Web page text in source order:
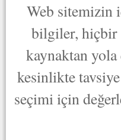
Web sitemizin
bilgiler, hiçbir
kaynaktan
kesinlikte
seçimi için